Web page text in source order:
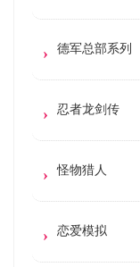
德军总部系列
忍者龙剑传
怪物猎人
恋爱模拟